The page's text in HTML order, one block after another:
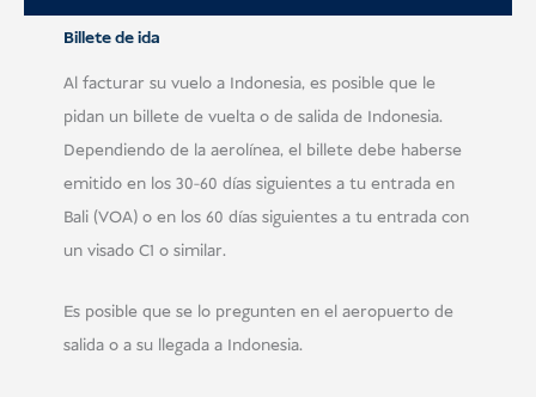
Billete de ida
Al facturar su vuelo a Indonesia, es posible que le
pidan un billete de vuelta o de salida de Indonesia.
Dependiendo de la aerolínea, el billete debe haberse
emitido en los 30-60 días siguientes a tu entrada en
Bali (VOA) o en los 60 días siguientes a tu entrada con
un visado C1 o similar.
Es posible que se lo pregunten en el aeropuerto de
salida o a su llegada a Indonesia.